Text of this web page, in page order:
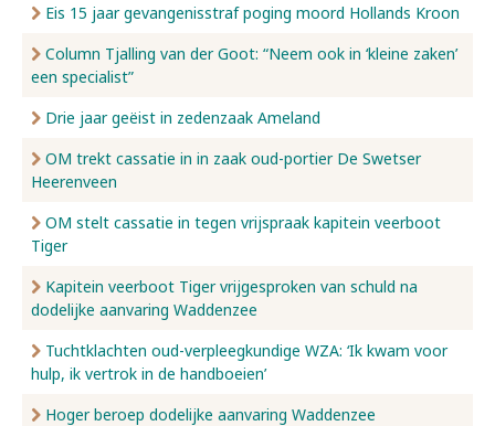
Contact
Eis 15 jaar gevangenisstraf poging moord Hollands Kroon
Column Tjalling van der Goot: “Neem ook in ‘kleine zaken’
een specialist”
Drie jaar geëist in zedenzaak Ameland
OM trekt cassatie in in zaak oud-portier De Swetser
Heerenveen
OM stelt cassatie in tegen vrijspraak kapitein veerboot
Tiger
Kapitein veerboot Tiger vrijgesproken van schuld na
dodelijke aanvaring Waddenzee
Tuchtklachten oud-verpleegkundige WZA: ‘Ik kwam voor
hulp, ik vertrok in de handboeien’
Hoger beroep dodelijke aanvaring Waddenzee